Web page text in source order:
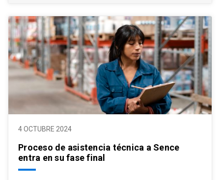
4 OCTUBRE 2024
Proceso de asistencia técnica a Sence
entra en su fase final